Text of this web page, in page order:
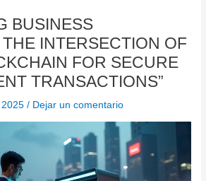
BUSINESS
INTERSECTION OF
FOR SECURE
TRANSACTIONS”
2025/ Dejar un comentario